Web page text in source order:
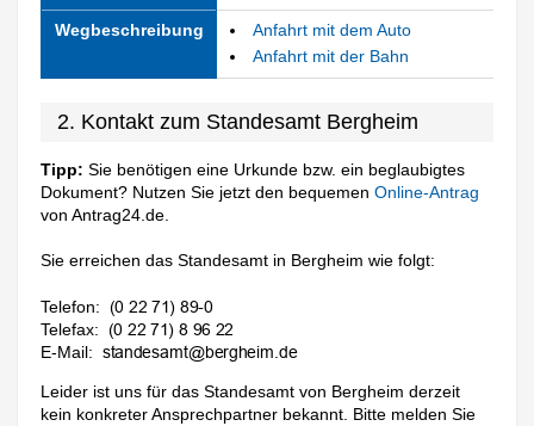
Wegbeschreibung
Anfahrt mit dem Auto
Anfahrt mit der Bahn
2. Kontakt zum Standesamt Bergheim
Tipp: Sie benötigen eine Urkunde bzw. ein beglaubigtes
Dokument? Nutzen Sie jetzt den bequemenOnline-Antrag
von Antrag24.de.
Sie erreichen das Standesamt in Bergheim wie folgt:
Telefon:
Telefax:
E-Mail:
Leider ist uns für das Standesamt von Bergheim derzeit
kein konkreter Ansprechpartner bekannt. Bitte melden Sie